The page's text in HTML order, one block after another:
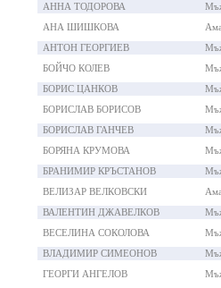
АННА ТОДОРОВА
АНА ШИШКОВА
АНТОН ГЕОРГИЕВ
БОЙЧО КОЛЕВ
БОРИС ЦАНКОВ
БОРИСЛАВ БОРИСОВ
БОРИСЛАВ ГАНЧЕВ
БОРЯНА КРУМОВА
БРАНИМИР КРЪСТАНОВ
ВЕЛИЗАР ВЕЛКОВСКИ
ВАЛЕНТИН ДЖАВЕЛКОВ
ВЕСЕЛИНА СОКОЛОВА
ВЛАДИМИР СИМЕОНОВ
ГЕОРГИ АНГЕЛОВ